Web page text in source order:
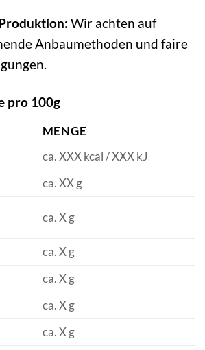
Wir achten auf
Anbaumethoden und faire
pro 100g
MENGE
ca. XXX kcal / XXX kJ
ca. XX g
ca. X g
ca. X g
ca. X g
ca. X g
ca. X g